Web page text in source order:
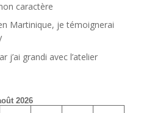
caractère
Martinique, je témoignerai
j’ai grandi avec l’atelier
2026